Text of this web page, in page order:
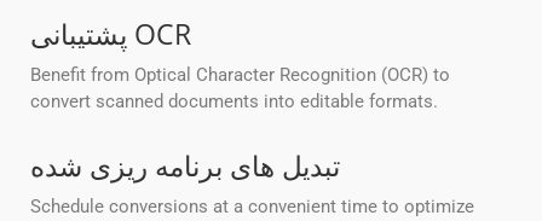
پشتیبانی OCR
Benefit from Optical Character Recognition (OCR) to
convert scanned documents into editable formats.
تبدیل های برنامه ریزی شده
Schedule conversions at a convenient time to optimize